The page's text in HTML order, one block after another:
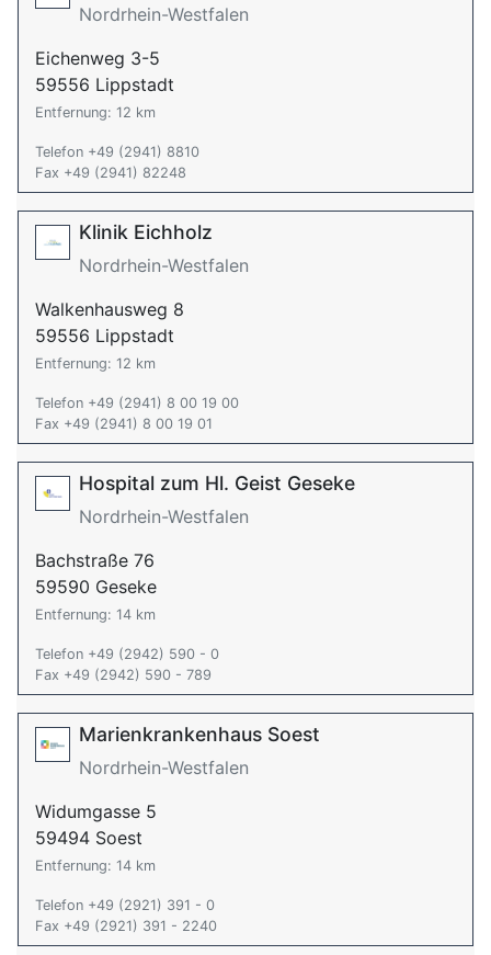
Nordrhein-Westfalen
Eichenweg 3-5
59556 Lippstadt
Entfernung: 12 km
Telefon +49 (2941) 8810
Fax +49 (2941) 82248
Klinik Eichholz
Nordrhein-Westfalen
Walkenhausweg 8
59556 Lippstadt
Entfernung: 12 km
Telefon +49 (2941) 8 00 19 00
Fax +49 (2941) 8 00 19 01
Hospital zum Hl. Geist Geseke
Nordrhein-Westfalen
Bachstraße 76
59590 Geseke
Entfernung: 14 km
Telefon +49 (2942) 590 - 0
Fax +49 (2942) 590 - 789
Marienkrankenhaus Soest
Nordrhein-Westfalen
Widumgasse 5
59494 Soest
Entfernung: 14 km
Telefon +49 (2921) 391 - 0
Fax +49 (2921) 391 - 2240